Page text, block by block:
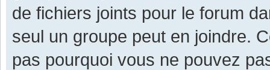
de fichiers joints pour le forum
seul un groupe peut en joindre.
pas pourquoi vous ne pouvez